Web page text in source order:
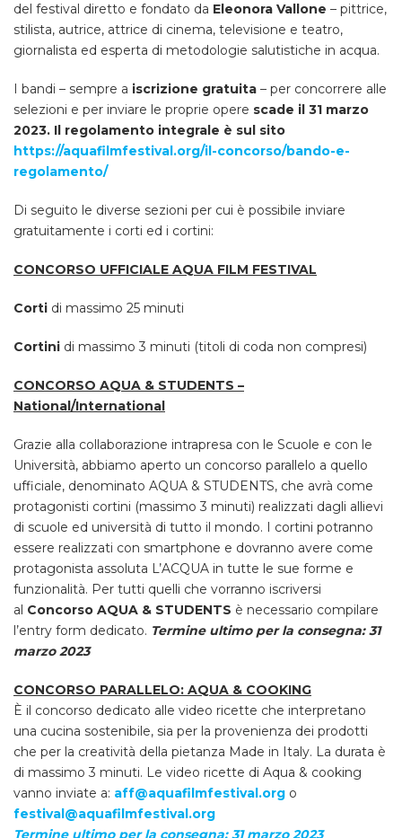
del festival diretto e fondato da Eleonora Vallone – pittrice,
stilista, autrice, attrice di cinema, televisione e teatro,
giornalista ed esperta di metodologie salutistiche in acqua.
I bandi – sempre a iscrizione gratuita – per concorrere alle
selezioni e per inviare le proprie opere scade il 31 marzo
2023. Il regolamento integrale è sul sito
https://aquafilmfestival.org/il-concorso/bando-e-
regolamento/
Di seguito le diverse sezioni per cui è possibile inviare
gratuitamente i corti ed i cortini:
CONCORSO UFFICIALE AQUA FILM FESTIVAL
Corti di massimo 25 minuti
Cortini di massimo 3 minuti (titoli di coda non compresi)
CONCORSO AQUA & STUDENTS –
National/International
Grazie alla collaborazione intrapresa con le Scuole e con le
Università, abbiamo aperto un concorso parallelo a quello
ufficiale, denominato AQUA & STUDENTS, che avrà come
protagonisti cortini (massimo 3 minuti) realizzati dagli allievi
di scuole ed università di tutto il mondo. I cortini potranno
essere realizzati con smartphone e dovranno avere come
protagonista assoluta L’ACQUA in tutte le sue forme e
funzionalità. Per tutti quelli che vorranno iscriversi
al Concorso AQUA & STUDENTS è necessario compilare
l’entry form dedicato. Termine ultimo per la consegna:31
marzo 2023
CONCORSO PARALLELO: AQUA & COOKING
È il concorso dedicato alle video ricette che interpretano
una cucina sostenibile, sia per la provenienza dei prodotti
che per la creatività della pietanza Made in Italy. La durata è
di massimo 3 minuti. Le video ricette di Aqua & cooking
vanno inviate a: aff@aquafilmfestival.org o
festival@aquafilmfestival.org
Termine ultimo per la consegna: 31 marzo 2023